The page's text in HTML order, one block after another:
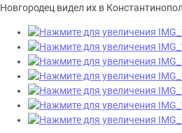
Новгородец видел их в